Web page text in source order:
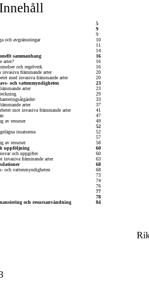
Innehåll
5
9
9
och avgränsningar
10
11
14
sammanhang
16
arter?
16
och regelverk
16
invasiva främmande arter
20
med invasiva främmande arter
20
och vattenmyndigheten
23
arter
23
29
33
arter
37
mot invasiva främmande arter
41
47
av resurser
49
52
insatserna
52
57
av resurser
58
uppföljning
60
och uppgifter
60
invasiva främmande arter
63
68
och vattenmyndigheten
68
73
74
76
77
78
och resursanvändning
84